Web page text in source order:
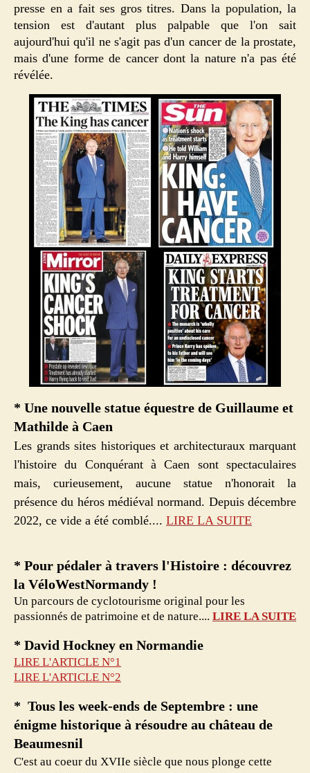
presse en a fait ses gros titres. Dans la population, la
tension est d'autant plus palpable que l'on sait
aujourd'hui qu'il ne s'agit pas d'un cancer de la prostate,
mais d'une forme de cancer dont la nature n'a pas été
révélée.
* Une nouvelle statue équestre de Guillaume et
Mathilde à Caen
Les grands sites historiques et architecturaux marquant
l'histoire du Conquérant à Caen sont spectaculaires
mais, curieusement, aucune statue n'honorait la
présence du héros médiéval normand. Depuis décembre
2022, ce vide a été comblé.... LIRE LA SUITE
* Pour pédaler à travers l'Histoire : découvrez
la VéloWestNormandy !
Un parcours de cyclotourisme original pour les
passionnés de patrimoine et de nature.... LIRE LA SUITE
* David Hockney en Normandie
LIRE L'ARTICLE N°1
LIRE L'ARTICLE N°2
* Tous les week-ends de Septembre : une
énigme historique à résoudre au château de
Beaumesnil
C'est au coeur du XVIIe siècle que nous plonge cette